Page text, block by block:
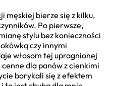
męskiej bierze się z kilku,
Po pierwsze,
stylu bez konieczności
czy innymi
włosom tej upragnionej
dla panów z cienkimi
borykali się z efektem